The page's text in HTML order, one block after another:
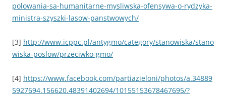
polowania-sa-humanitarne-mysliwska-ofensywa-o-rydzyka-
ministra-szyszki-lasow-panstwowych/
[3] http://www.icppc.pl/antygmo/category/stanowiska/stano
wiska-poslow/przeciwko-gmo/
[4] https://www.facebook.com/partiazieloni/photos/a.34889
5927694.156620.48391402694/10155153678467695/?